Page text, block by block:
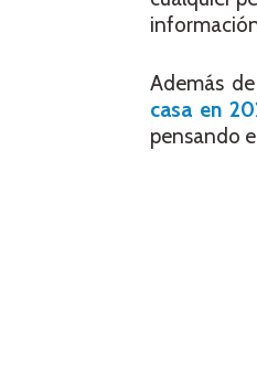
Además
casa en
pensando